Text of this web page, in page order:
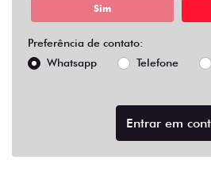
Sim
Preferência de contato:
Whatsapp
Telefone
Entrar em